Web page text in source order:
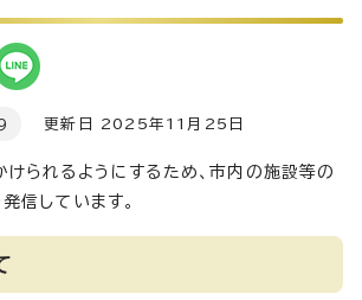
更新日 2025年11月25日
られるようにするため、市内の施設等の
信しています。